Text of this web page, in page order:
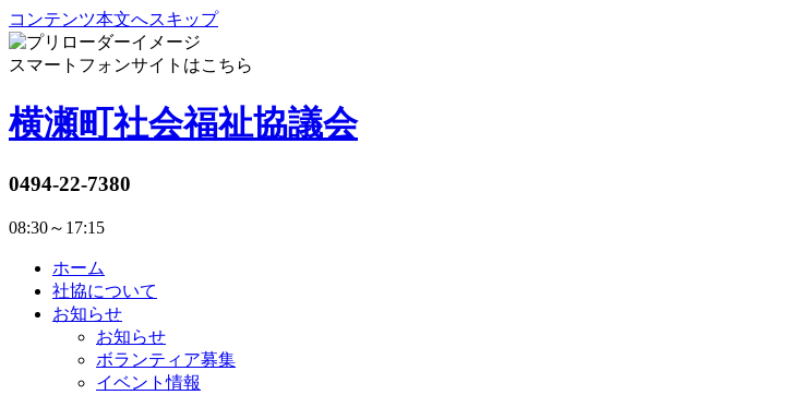
コンテンツ本文へスキップ
スマートフォンサイトはこちら
横瀬町社会福祉協議会
0494-22-7380
08:30～17:15
ホーム
社協について
お知らせ
お知らせ
ボランティア募集
イベント情報